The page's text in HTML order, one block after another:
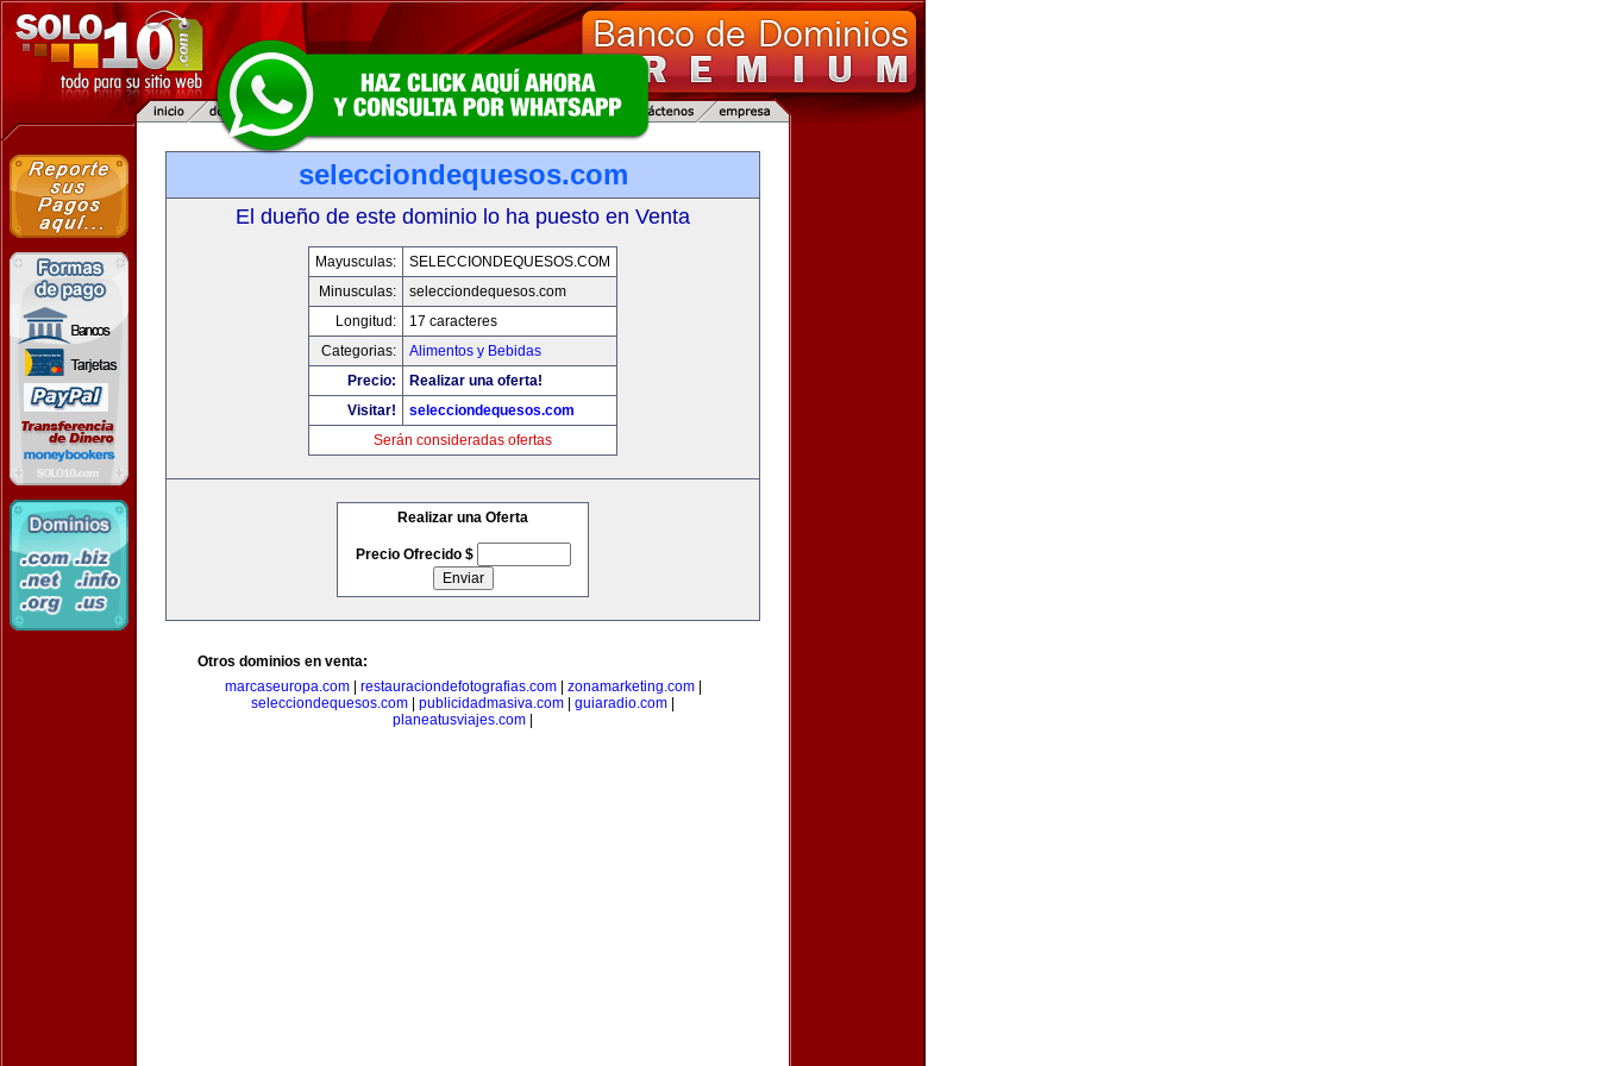
selecciondequesos.com
El dueño de este dominio lo ha puesto en Venta
Mayusculas:
SELECCIONDEQUESOS.COM
Minusculas:
selecciondequesos.com
Longitud:
17 caracteres
Categorias:
Alimentos y Bebidas
Precio:
Realizar una oferta!
Visitar!
selecciondequesos.com
Serán consideradas ofertas
Realizar una Oferta
Precio Ofrecido $
Otros dominios en venta:
marcaseuropa.com| restauraciondefotografias.com| zonamarketing.com|
selecciondequesos.com
publicidadmasiva.com guiaradio.com
planeatusviajes.com